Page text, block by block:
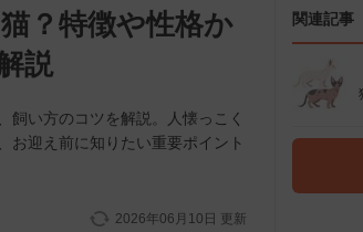
？特徴や性格か
説
飼い方のコツを解説。人懐っこく
お迎え前に知りたい重要ポイント
2026年06月10日 更新
関連記事